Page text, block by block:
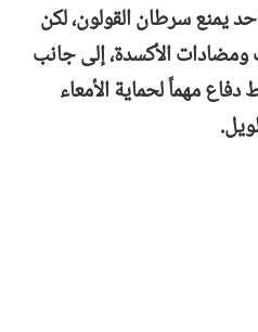
يمنع سرطان القولون، لكن
ومضادات الأكسدة، إلى جانب
مهماً لحماية الأمعاء